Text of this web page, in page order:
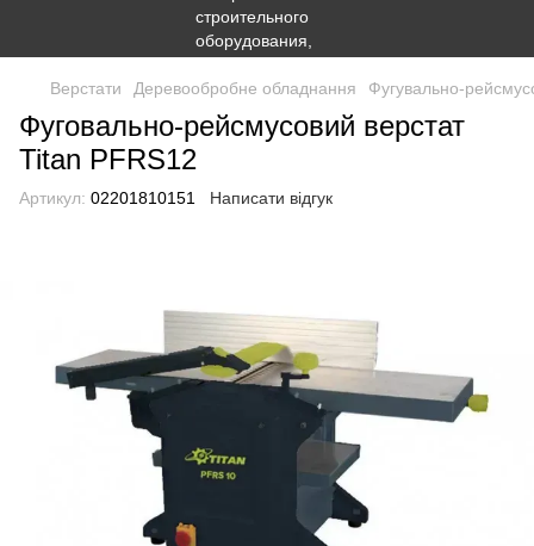
Верстати Деревообробне обладнання Фугувально-
Фуговально-рейсмусовий верстат
Titan PFRS12
Артикул: 02201810151 Написати відгук